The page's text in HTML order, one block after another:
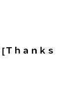
[Ｔｈａｎｋｓ